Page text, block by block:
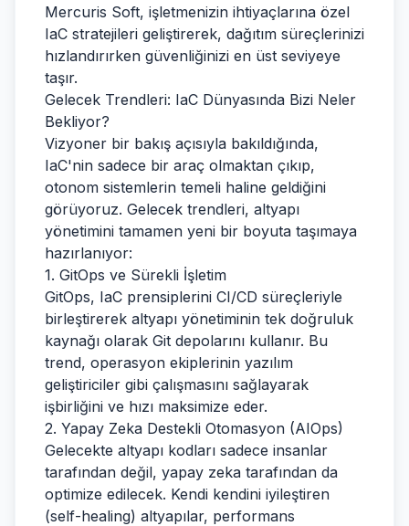
Mercuris Soft, işletmenizin ihtiyaçlarına özel
IaC stratejileri geliştirerek, dağıtım süreçlerinizi
hızlandırırken güvenliğinizi en üst seviyeye
taşır.
Gelecek Trendleri: IaC Dünyasında Bizi Neler
Bekliyor?
Vizyoner bir bakış açısıyla bakıldığında,
IaC'nin sadece bir araç olmaktan çıkıp,
otonom sistemlerin temeli haline geldiğini
görüyoruz. Gelecek trendleri, altyapı
yönetimini tamamen yeni bir boyuta taşımaya
hazırlanıyor:
1. GitOps ve Sürekli İşletim
GitOps, IaC prensiplerini CI/CD süreçleriyle
birleştirerek altyapı yönetiminin tek doğruluk
kaynağı olarak Git depolarını kullanır. Bu
trend, operasyon ekiplerinin yazılım
geliştiriciler gibi çalışmasını sağlayarak
işbirliğini ve hızı maksimize eder.
2. Yapay Zeka Destekli Otomasyon (AIOps)
Gelecekte altyapı kodları sadece insanlar
tarafından değil, yapay zeka tarafından da
optimize edilecek. Kendi kendini iyileştiren
(self-healing) altyapılar, performans